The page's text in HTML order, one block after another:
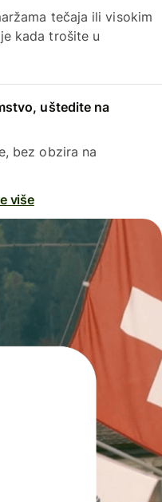
tečaja ili visokim
kada trošite u
uštedite na
bez obzira na
više